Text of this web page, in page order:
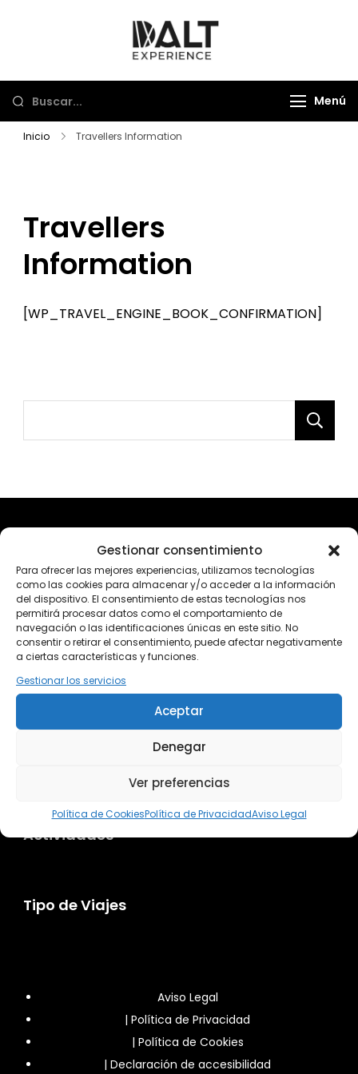
Gestionar consentimiento
Para ofrecer las mejores experiencias, utilizamos tecnologías
como las cookies para almacenar y/o acceder a la información
del dispositivo. El consentimiento de estas tecnologías nos
permitirá procesar datos como el comportamiento de
navegación o las identificaciones únicas en este sitio. No
consentir o retirar el consentimiento, puede afectar negativamente
a ciertas características y funciones.
Gestionar los servicios
Aceptar
Denegar
Ver preferencias
Política de CookiesPolítica de PrivacidadAviso Legal
Menú
Inicio Travellers Information
Travellers
Information
[WP_TRAVEL_ENGINE_BOOK_CONFIRMATION]
Actividades
Tipo de Viajes
Aviso Legal
| Política de Privacidad
| Política de Cookies
| Declaración de accesibilidad